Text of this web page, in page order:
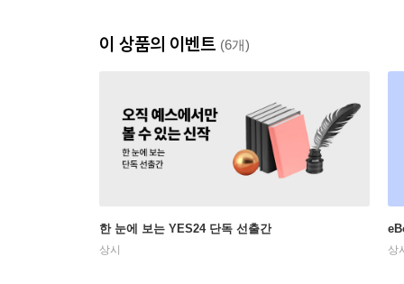
이 상품의 이벤트 (6개)
한 눈에 보는 YES24 단독 선출간
상시 상